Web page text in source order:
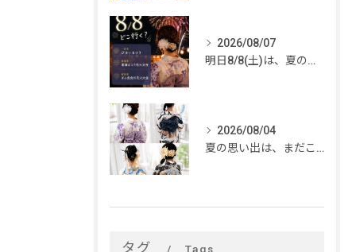
2026/08/07
明日8/8(土)は、夏のイベントがいっぱい🎆
2026/08/04
夏の思い出は、まだこれから。
タグ Tags